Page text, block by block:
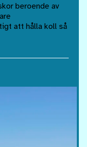
beroende av
att hålla koll så